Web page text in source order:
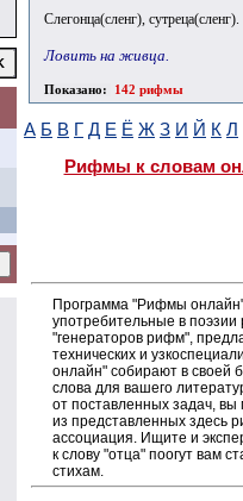
Слегонца(сленг), сутреца(сленг).
Ловить на живца.
Показано: 142 рифмы
А Б В Г Д Е Ё Ж З И Й К Л
Рифмы к словам
Программа "Рифмы
употребительные в
"генераторов рифм",
технических и
онлайн" собирают в своей
слова для вашего
от поставленных задач,
из представленных здесь
ассоциация. Ищите и
к слову "отца" поогут вам
стихам.